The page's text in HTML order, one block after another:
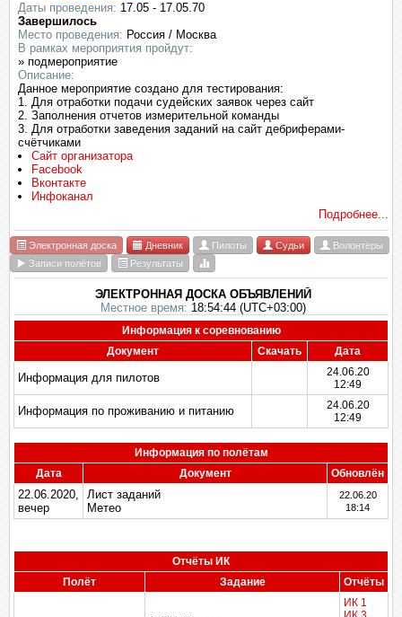
Даты проведения: 17.05 - 17.05.70
Завершилось
Место проведения: Россия / Москва
В рамках мероприятия пройдут:
» подмероприятие
Описание:
Данное мероприятие создано для тестирования:
1. Для отработки подачи судейских заявок через сайт
2. Заполнения отчетов измерительной команды
3. Для отработки заведения заданий на сайт дебриферами-
счётчиками
Сайт организатора
Facebook
Вконтакте
Инфоканал
Подробнее...
Электронная доска Дневник Пилоты Судьи
Волонтёры
Записи полётов
Результаты
ЭЛЕКТРОННАЯ ДОСКА ОБЪЯВЛЕНИЙ
Местное время: 18:54:44 (UTC+03:00)
Информация к соревнованию
Документ
Скачать Дата
Информация для пилотов
24.06.20
12:49
Информация по проживанию и питанию
24.06.20
12:49
Информация по полётам
Дата
Документ Обновлён
22.06.2020,
вечер
Лист заданий
Метео
22.06.20
18:14
Отчёты ИК
Полёт
Задание Отчёты
ИК 1